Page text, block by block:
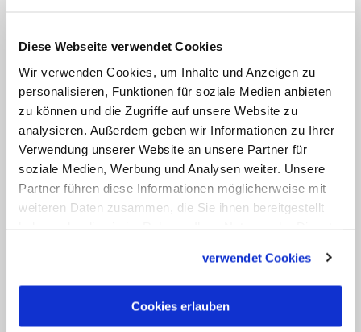
Diese Webseite verwendet Cookies
Wir verwenden Cookies, um Inhalte und Anzeigen zu
personalisieren, Funktionen für soziale Medien anbieten
zu können und die Zugriffe auf unsere Website zu
analysieren. Außerdem geben wir Informationen zu Ihrer
Verwendung unserer Website an unsere Partner für
soziale Medien, Werbung und Analysen weiter. Unsere
Partner führen diese Informationen möglicherweise mit
weiteren Daten zusammen, die Sie ihnen bereitgestellt
verwendet Cookies
Cookies erlauben
Wachstumsbedingungen gefunden".
Al-Bazi hat die Attacken auf Christen
nach eigenen Angaben am eigenen Leib
erfahren. 2014 sei auf ihn geschossen
worden; eine Bombe explodierte nahe
seiner Kirche. 2006 wurde er für neun
Tage verschleppt und gefoltert. (KNA)